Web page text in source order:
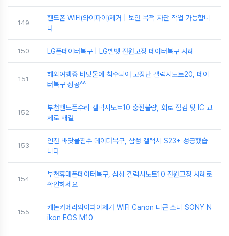
149
핸드폰 WIFI(와이파이)제거 | 보안 목적 차단 작업 가능합니
다
150 LG폰데이터복구 | LG벨벳 전원고장 데이터복구 사례
151
해외여행중 바닷물에 침수되어 고장난 갤럭시노트20, 데이
터복구 성공^^
152
부천핸드폰수리 갤럭시노트10 충전불량, 회로 점검 및 IC 교
체로 해결
153
인천 바닷물침수 데이터복구, 삼성 갤럭시 S23+ 성공했습
니다
154
부천휴대폰데이터복구, 삼성 갤럭시노트10 전원고장 사례로
확인하세요
155
캐논카메라와이파이제거 WIFI Canon 니콘 소니 SONY N
ikon EOS M10